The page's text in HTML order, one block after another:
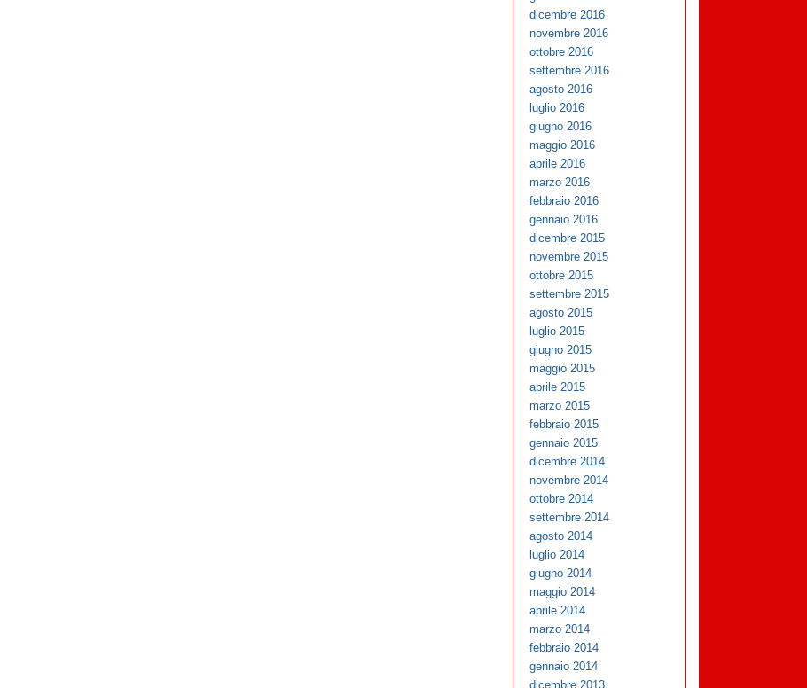
dicembre 2016
novembre 2016
ottobre 2016
settembre 2016
agosto 2016
luglio 2016
giugno 2016
maggio 2016
aprile 2016
marzo 2016
febbraio 2016
gennaio 2016
dicembre 2015
novembre 2015
ottobre 2015
settembre 2015
agosto 2015
luglio 2015
giugno 2015
maggio 2015
aprile 2015
marzo 2015
febbraio 2015
gennaio 2015
dicembre 2014
novembre 2014
ottobre 2014
settembre 2014
agosto 2014
luglio 2014
giugno 2014
maggio 2014
aprile 2014
marzo 2014
febbraio 2014
gennaio 2014
dicembre 2013